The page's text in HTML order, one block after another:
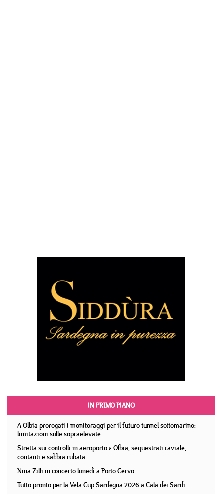
IN PRIMO PIANO
A Olbia prorogati i monitoraggi per il futuro tunnel sottomarino:
limitazioni sulle sopraelevate
Stretta sui controlli in aeroporto a Olbia, sequestrati caviale,
contanti e sabbia rubata
Nina Zilli in concerto lunedì a Porto Cervo
Tutto pronto per la Vela Cup Sardegna 2026 a Cala dei Sardi